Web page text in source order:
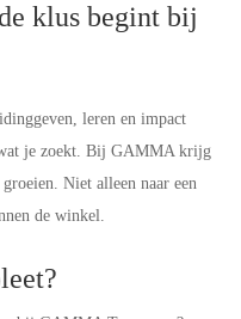
klus begint bij
leren en impact
je zoekt. Bij GAMMA krijg
Niet alleen naar een
de winkel.